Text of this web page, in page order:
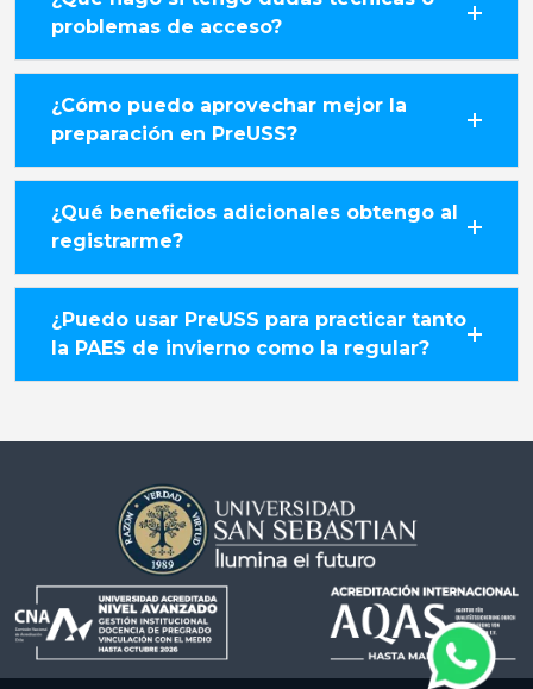
problemas de acceso?
¿Cómo puedo aprovechar mejor la
preparación en PreUSS?
¿Qué beneficios adicionales obtengo al
registrarme?
¿Puedo usar PreUSS para practicar tanto
la PAES de invierno como la regular?